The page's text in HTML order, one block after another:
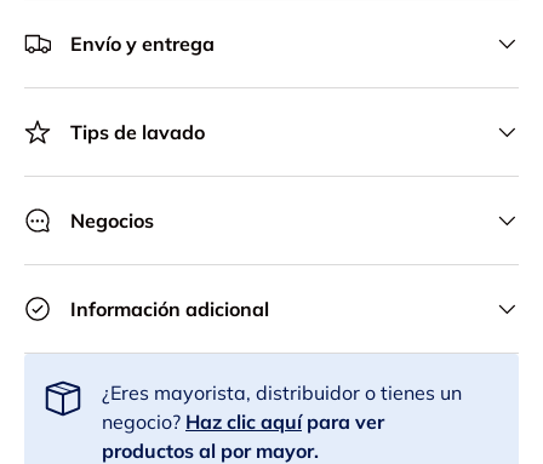
Envío y entrega
Tips de lavado
Negocios
Información adicional
¿Eres mayorista, distribuidor o tienes un
negocio? Haz clic aquípara ver
productos al por mayor.